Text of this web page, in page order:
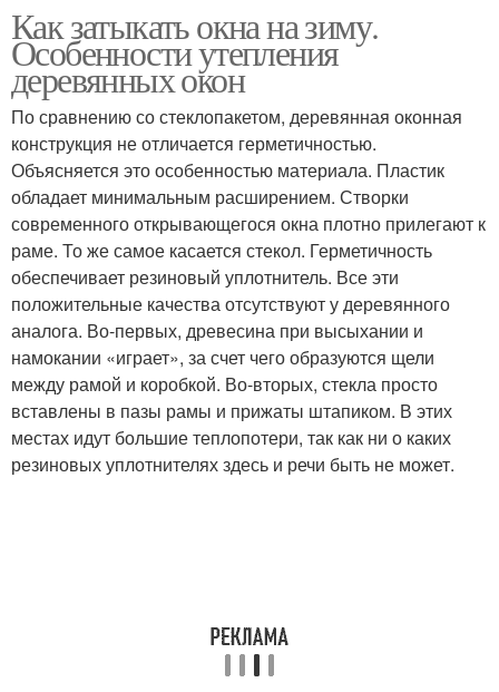
Как затыкать окна на зиму.
Особенности утепления
деревянных окон
По сравнению со стеклопакетом, деревянная оконная
конструкция не отличается герметичностью.
Объясняется это особенностью материала. Пластик
обладает минимальным расширением. Створки
современного открывающегося окна плотно прилегают к
раме. То же самое касается стекол. Герметичность
обеспечивает резиновый уплотнитель. Все эти
положительные качества отсутствуют у деревянного
аналога. Во-первых, древесина при высыхании и
намокании «играет», за счет чего образуются щели
между рамой и коробкой. Во-вторых, стекла просто
вставлены в пазы рамы и прижаты штапиком. В этих
местах идут большие теплопотери, так как ни о каких
резиновых уплотнителях здесь и речи быть не может.